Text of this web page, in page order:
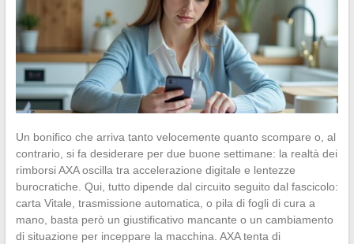
Un bonifico che arriva tanto velocemente quanto scompare o, al
contrario, si fa desiderare per due buone settimane: la realtà dei
rimborsi AXA oscilla tra accelerazione digitale e lentezze
burocratiche. Qui, tutto dipende dal circuito seguito dal fascicolo:
carta Vitale, trasmissione automatica, o pila di fogli di cura a
mano, basta però un giustificativo mancante o un cambiamento
di situazione per inceppare la macchina. AXA tenta di